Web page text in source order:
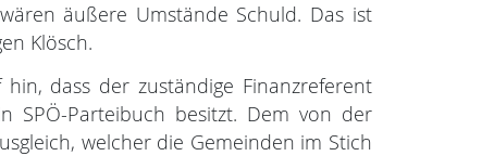
äußere Umstände Schuld. Das ist
Klösch.
dass der zuständige Finanzreferent
SPÖ-Parteibuch besitzt. Dem von der
welcher die Gemeinden im Stich